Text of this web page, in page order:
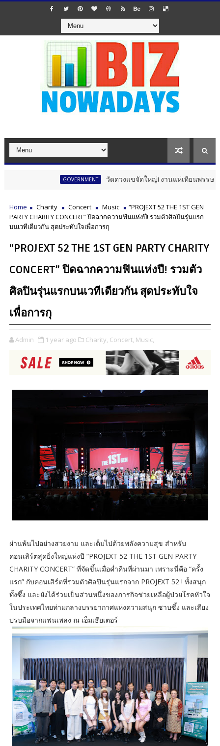
วัดดวงแขจัดใหญ่! งานแห่เทียนพรรษา 12 นักษัตร
Home Charity Concert Music
“PROJEXT 52 THE 1ST GEN
PARTY CHARITY CONCERT” ปิดฉากความฟินแห่งปี! รวมตัวศิลปินรุ่นแรก
บนเวทีเดียวกัน สุดประทับใจเพื่อการกุ
“PROJEXT 52 THE 1ST GEN PARTY CHARITY
CONCERT” ปิดฉากความฟินแห่งปี! รวมตัว
ศิลปินรุ่นแรกบนเวทีเดียวกัน สุดประทับใจ
เพื่อการกุ
Admin 1 year ago Charity, Concert, Music,
ผ่านพ้นไปอย่างสวยงาม และเต็มไปด้วยพลังความสุข สำหรับ
คอนเสิร์ตสุดยิ่งใหญ่แห่งปี “PROJEXT 52 THE 1ST GEN PARTY
CHARITY CONCERT” ที่จัดขึ้นเมื่อค่ำคืนที่ผ่านมา เพราะนี่คือ “ครั้ง
แรก” กับคอนเสิร์ตที่รวมตัวศิลปินรุ่นแรกจาก PROJEXT 52 ! ทั้งสนุก
ทั้งซึ้ง และยังได้ร่วมเป็นส่วนหนึ่งของภารกิจช่วยเหลือผู้ป่วยโรคหัวใจ
ในประเทศไทยท่ามกลางบรรยากาศแห่งความสนุก ซาบซึ้ง และเสียง
ปรบมือจากแฟนเพลง ณ เอ็มเธียเตอร์